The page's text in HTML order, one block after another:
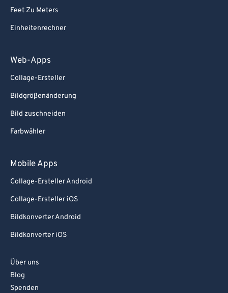
Feet Zu Meters
Einheitenrechner
Web-Apps
Collage-Ersteller
Bildgrößenänderung
Bild zuschneiden
Farbwähler
Mobile Apps
Collage-Ersteller Android
Collage-Ersteller iOS
Bildkonverter Android
Bildkonverter iOS
Über uns
Blog
Spenden